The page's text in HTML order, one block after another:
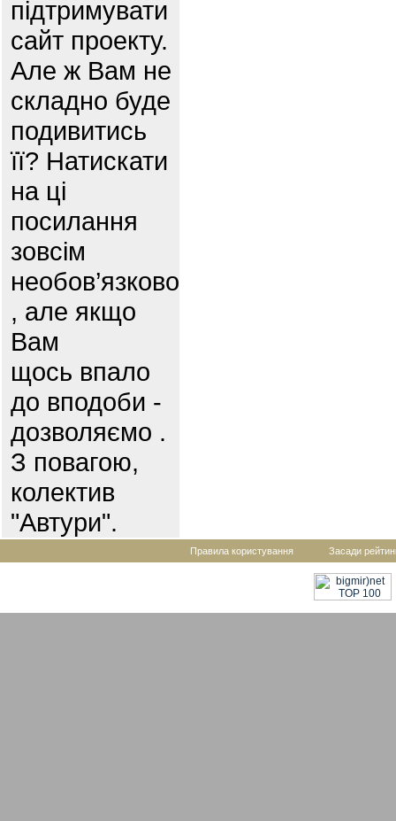
підтримувати
сайт проекту.
Але ж Вам не
складно буде
подивитись
її? Натискати
на ці
посилання
зовсім
необов’язково
, але якщо
Вам
щось впало
до вподоби -
дозволяємо .
З повагою,
колектив
"Автури".
Правила користування Засади